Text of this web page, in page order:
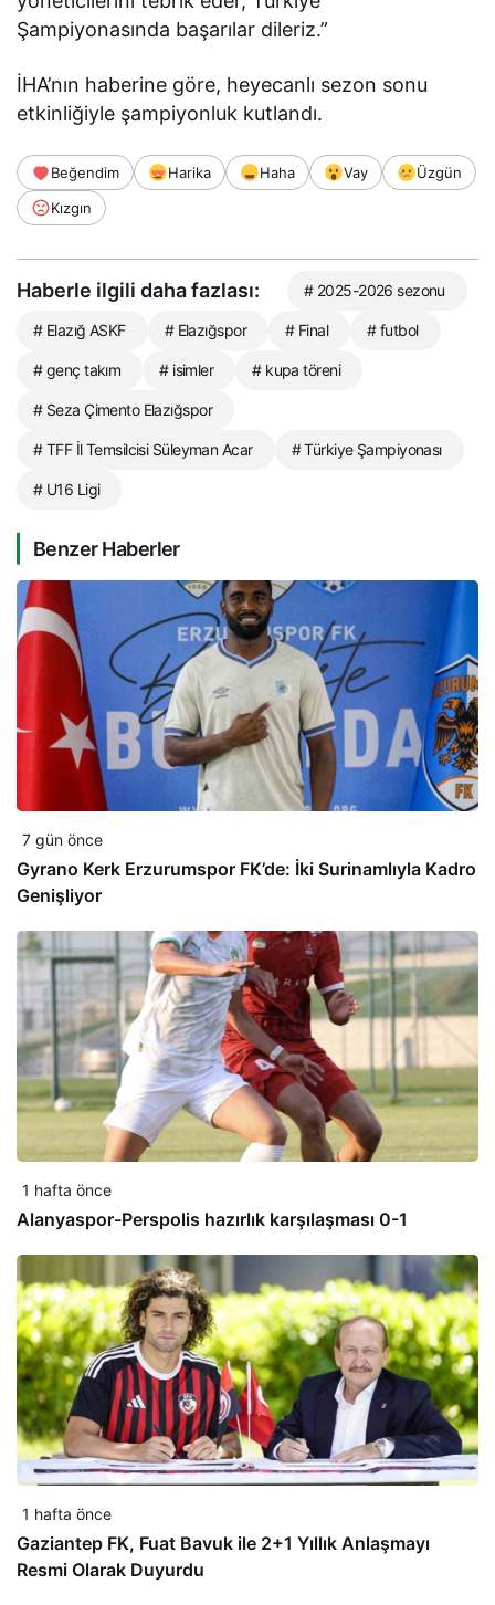
Şampiyonasında başarılar dileriz.”
İHA’nın haberine göre, heyecanlı sezon sonu
etkinliğiyle şampiyonluk kutlandı.
Beğendim Harika Haha Vay
Üzgün
Kızgın
Haberle ilgili daha fazlası: # 2025-2026 sezonu
# Elazığ ASKF # Elazığspor # Final # futbol
# genç takım # isimler # kupa töreni
# Seza Çimento Elazığspor
# TFF İl Temsilcisi Süleyman Acar # Türkiye Şampiyonası
# U16 Ligi
Benzer Haberler
7 gün önce
Gyrano Kerk Erzurumspor FK’de: İki Surinamlıyla Kadro
Genişliyor
1 hafta önce
Alanyaspor-Perspolis hazırlık karşılaşması 0-1
1 hafta önce
Gaziantep FK, Fuat Bavuk ile 2+1 Yıllık Anlaşmayı
Resmi Olarak Duyurdu